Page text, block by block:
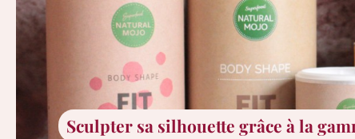
Sculpter sa silhouette grâce à la